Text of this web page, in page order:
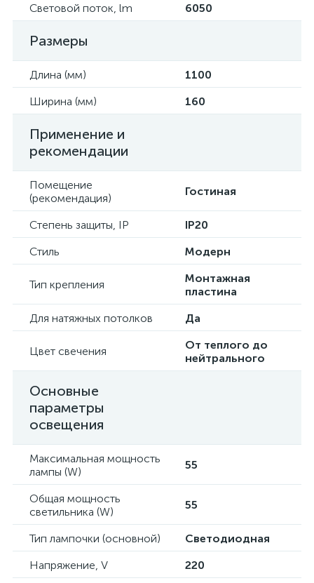
Световой поток, lm 6050
Размеры
Длина (мм)
1100
Ширина (мм)
160
Применение и
рекомендации
Помещение
(рекомендация)
Гостиная
Степень защиты, IP
IP20
Стиль
Модерн
Тип крепления
Монтажная
пластина
Для натяжных потолков
Да
Цвет свечения
От теплого до
нейтрального
Основные
параметры
освещения
Максимальная мощность
лампы (W)
55
Общая мощность
светильника (W)
55
Тип лампочки (основной)
Светодиодная
Напряжение, V
220